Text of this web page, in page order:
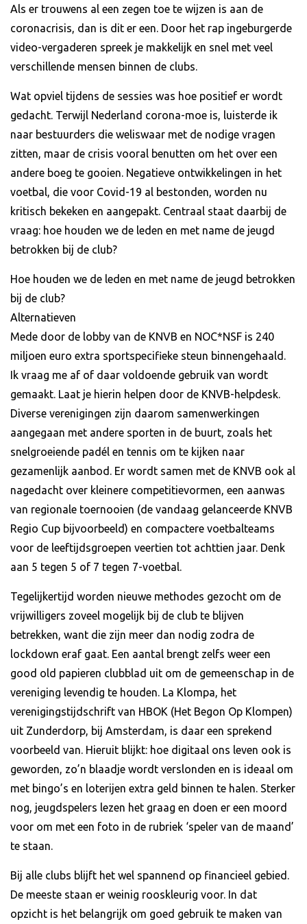
Als er trouwens al een zegen toe te wijzen is aan de
coronacrisis, dan is dit er een. Door het rap ingeburgerde
video-vergaderen spreek je makkelijk en snel met veel
verschillende mensen binnen de clubs.
Wat opviel tijdens de sessies was hoe positief er wordt
gedacht. Terwijl Nederland corona-moe is, luisterde ik
naar bestuurders die weliswaar met de nodige vragen
zitten, maar de crisis vooral benutten om het over een
andere boeg te gooien. Negatieve ontwikkelingen in het
voetbal, die voor Covid-19 al bestonden, worden nu
kritisch bekeken en aangepakt. Centraal staat daarbij de
vraag: hoe houden we de leden en met name de jeugd
betrokken bij de club?
Hoe houden we de leden en met name de jeugd betrokken
bij de club?
Alternatieven
Mede door de lobby van de KNVB en NOC*NSF is 240
miljoen euro extra sportspecifieke steun binnengehaald.
Ik vraag me af of daar voldoende gebruik van wordt
gemaakt. Laat je hierin helpen door de KNVB-helpdesk.
Diverse verenigingen zijn daarom samenwerkingen
aangegaan met andere sporten in de buurt, zoals het
snelgroeiende padél en tennis om te kijken naar
gezamenlijk aanbod. Er wordt samen met de KNVB ook al
nagedacht over kleinere competitievormen, een aanwas
van regionale toernooien (de vandaag gelanceerde KNVB
Regio Cup bijvoorbeeld) en compactere voetbalteams
voor de leeftijdsgroepen veertien tot achttien jaar. Denk
aan 5 tegen 5 of 7 tegen 7-voetbal.
Tegelijkertijd worden nieuwe methodes gezocht om de
vrijwilligers zoveel mogelijk bij de club te blijven
betrekken, want die zijn meer dan nodig zodra de
lockdown eraf gaat. Een aantal brengt zelfs weer een
good old papieren clubblad uit om de gemeenschap in de
vereniging levendig te houden. La Klompa, het
verenigingstijdschrift van HBOK (Het Begon Op Klompen)
uit Zunderdorp, bij Amsterdam, is daar een sprekend
voorbeeld van. Hieruit blijkt: hoe digitaal ons leven ook is
geworden, zo’n blaadje wordt verslonden en is ideaal om
met bingo’s en loterijen extra geld binnen te halen. Sterker
nog, jeugdspelers lezen het graag en doen er een moord
voor om met een foto in de rubriek ‘speler van de maand’
te staan.
Bij alle clubs blijft het wel spannend op financieel gebied.
De meeste staan er weinig rooskleurig voor. In dat
opzicht is het belangrijk om goed gebruik te maken van